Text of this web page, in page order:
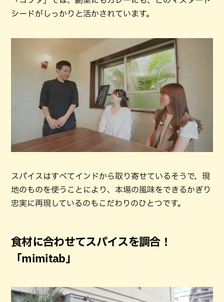
シードがしっかりと活かされています。
スパイスはすべてインドから取り寄せているそうで、現
地のものを使うことにより、本場の風味をできるかぎり
忠実に再現しているのもこだわりのひとつです。
食材に合わせてスパイスを調合！
「mimitab」